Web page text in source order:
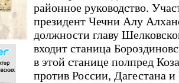
районное руководство.
президент Чечни Алу
должности главу
входит станица
в этой станице полпред
против России, Дагестана